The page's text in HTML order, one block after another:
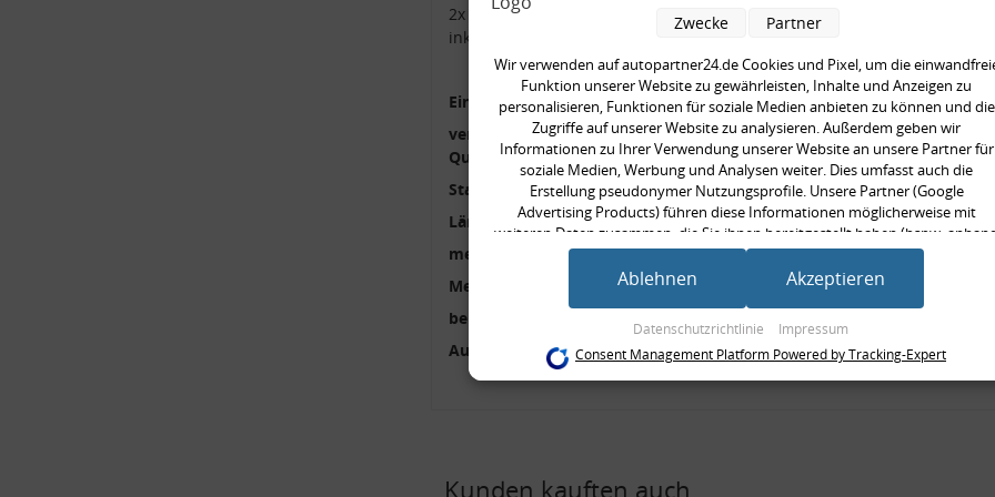
2x Koppelstange, verstärkt
inkl. Montagezubehör
Einbauseite:
Vorderachse links,
verstärkte Ausführung:
Qualität:
HPS standard
Stange/Strebe:
Koppelstange
Länge [mm]:
262 mm
mehrteilig:
zweiteilig
Mengeneinheit:
Satz
benötigte Stückzahl:
Außengewinde [mm]:
M10x1,25 mm
Kunden kauften auch
Wir verwenden auf autopartner24.de Cookies und Pixel, um die
Funktion unserer Website zu gewährleisten, Inhalte und Anzeigen zu
personalisieren, Funktionen für soziale Medien anbieten zu können und die
Zugriffe auf unserer Website zu analysieren. Außerdem geben wir
Informationen zu Ihrer Verwendung unserer Website an unsere Partner für
soziale Medien, Werbung und Analysen weiter. Dies umfasst auch die
Erstellung pseudonymer Nutzungsprofile. Unsere Partner (Google
Advertising Products) führen diese Informationen möglicherweise mit
weiteren Daten zusammen, die Sie ihnen bereitgestellt haben (bspw.
eines persönlichen Accounts) oder welche sie im Rahmen Ihrer Nutzung der
Dienste gesammelt haben (bspw. Nutzungsdaten anderer Geräte). Ihre
Einwilligung zur Nutzung von Cookies und Pixeln können Sie jederzeit
dort die entsprechenden Anpassungen vornehmen.
Zwecke der Datenverarbeitung durch unsere Partner:
Erstellung von Profilen zur Personalisierung von Inhalten
Datenschutzrichtlinie Impressum
Zwecke Partner
Ablehnen Akzeptieren
Consent Management Platform Powered by Tracking-Expert